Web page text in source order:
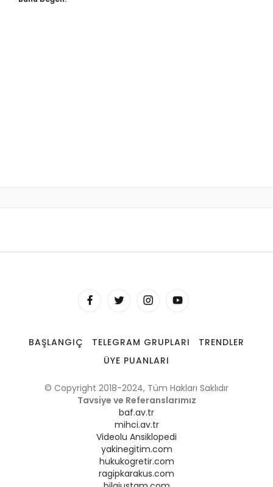
BAŞLANGIÇ TELEGRAM GRUPLARI
TRENDLER
ÜYE PUANLARI
© Copyright 2018-2024, Tüm Hakları Saklıdır
Tavsiye ve Referanslarımız
baf.av.tr
mihci.av.tr
Videolu Ansiklopedi
yakinegitim.com
hukukogretir.com
ragipkarakus.com